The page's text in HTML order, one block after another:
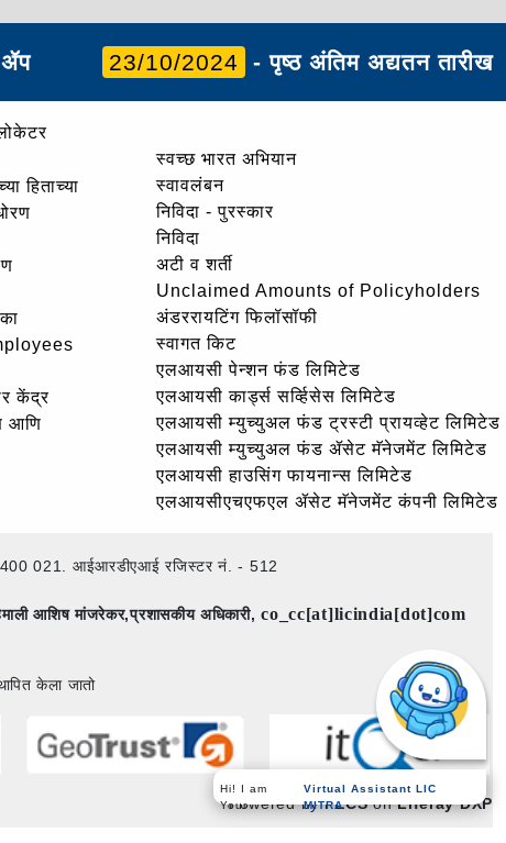
ॲप 23/10/2024 - पृष्ठ अंतिम अद्यतन तारीख
हिताच्या
केंद्र
आणि
स्वच्छ भारत अभियान
स्वावलंबन
निविदा - पुरस्कार
निविदा
अटी व शर्ती
Unclaimed Amounts of Policyholders
अंडररायटिंग फिलॉसॉफी
स्वागत किट
एलआयसी पेन्शन फंड लिमिटेड
एलआयसी कार्ड्स सर्व्हिसेस लिमिटेड
एलआयसी म्युच्युअल फंड ट्रस्टी प्रायव्हेट लिमिटेड
एलआयसी म्युच्युअल फंड ॲसेट मॅनेजमेंट लिमिटेड
एलआयसी हाउसिंग फायनान्स लिमिटेड
एलआयसीएचएफएल ॲसेट मॅनेजमेंट कंपनी लिमिटेड
400 021. आईआरडीएआई रजिस्टर नं. - 512
आशिष मांजरेकर,प्रशासकीय अधिकारी, co_cc[at]licindia[dot]com
केला जातो
Powered byPECSonLiferay DXP
Hi! I am
Your
Virtual Assistant LIC
MITRA